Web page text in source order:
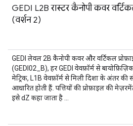
GEDI L2B रास्टर कैनोपी कवर
(वर्शन 2)
GEDI लेवल 2B कैनोपी कवर और वर्टिकल
(GEDI02_B), हर GEDI वेवफ़ॉर्म से
मेट्रिक, L1B वेवफ़ॉर्म से मिली दिशा के अंतर की
आधारित होती हैं. पत्तियों की प्रोफ़ाइल की
इसे dZ कहा जाता है …